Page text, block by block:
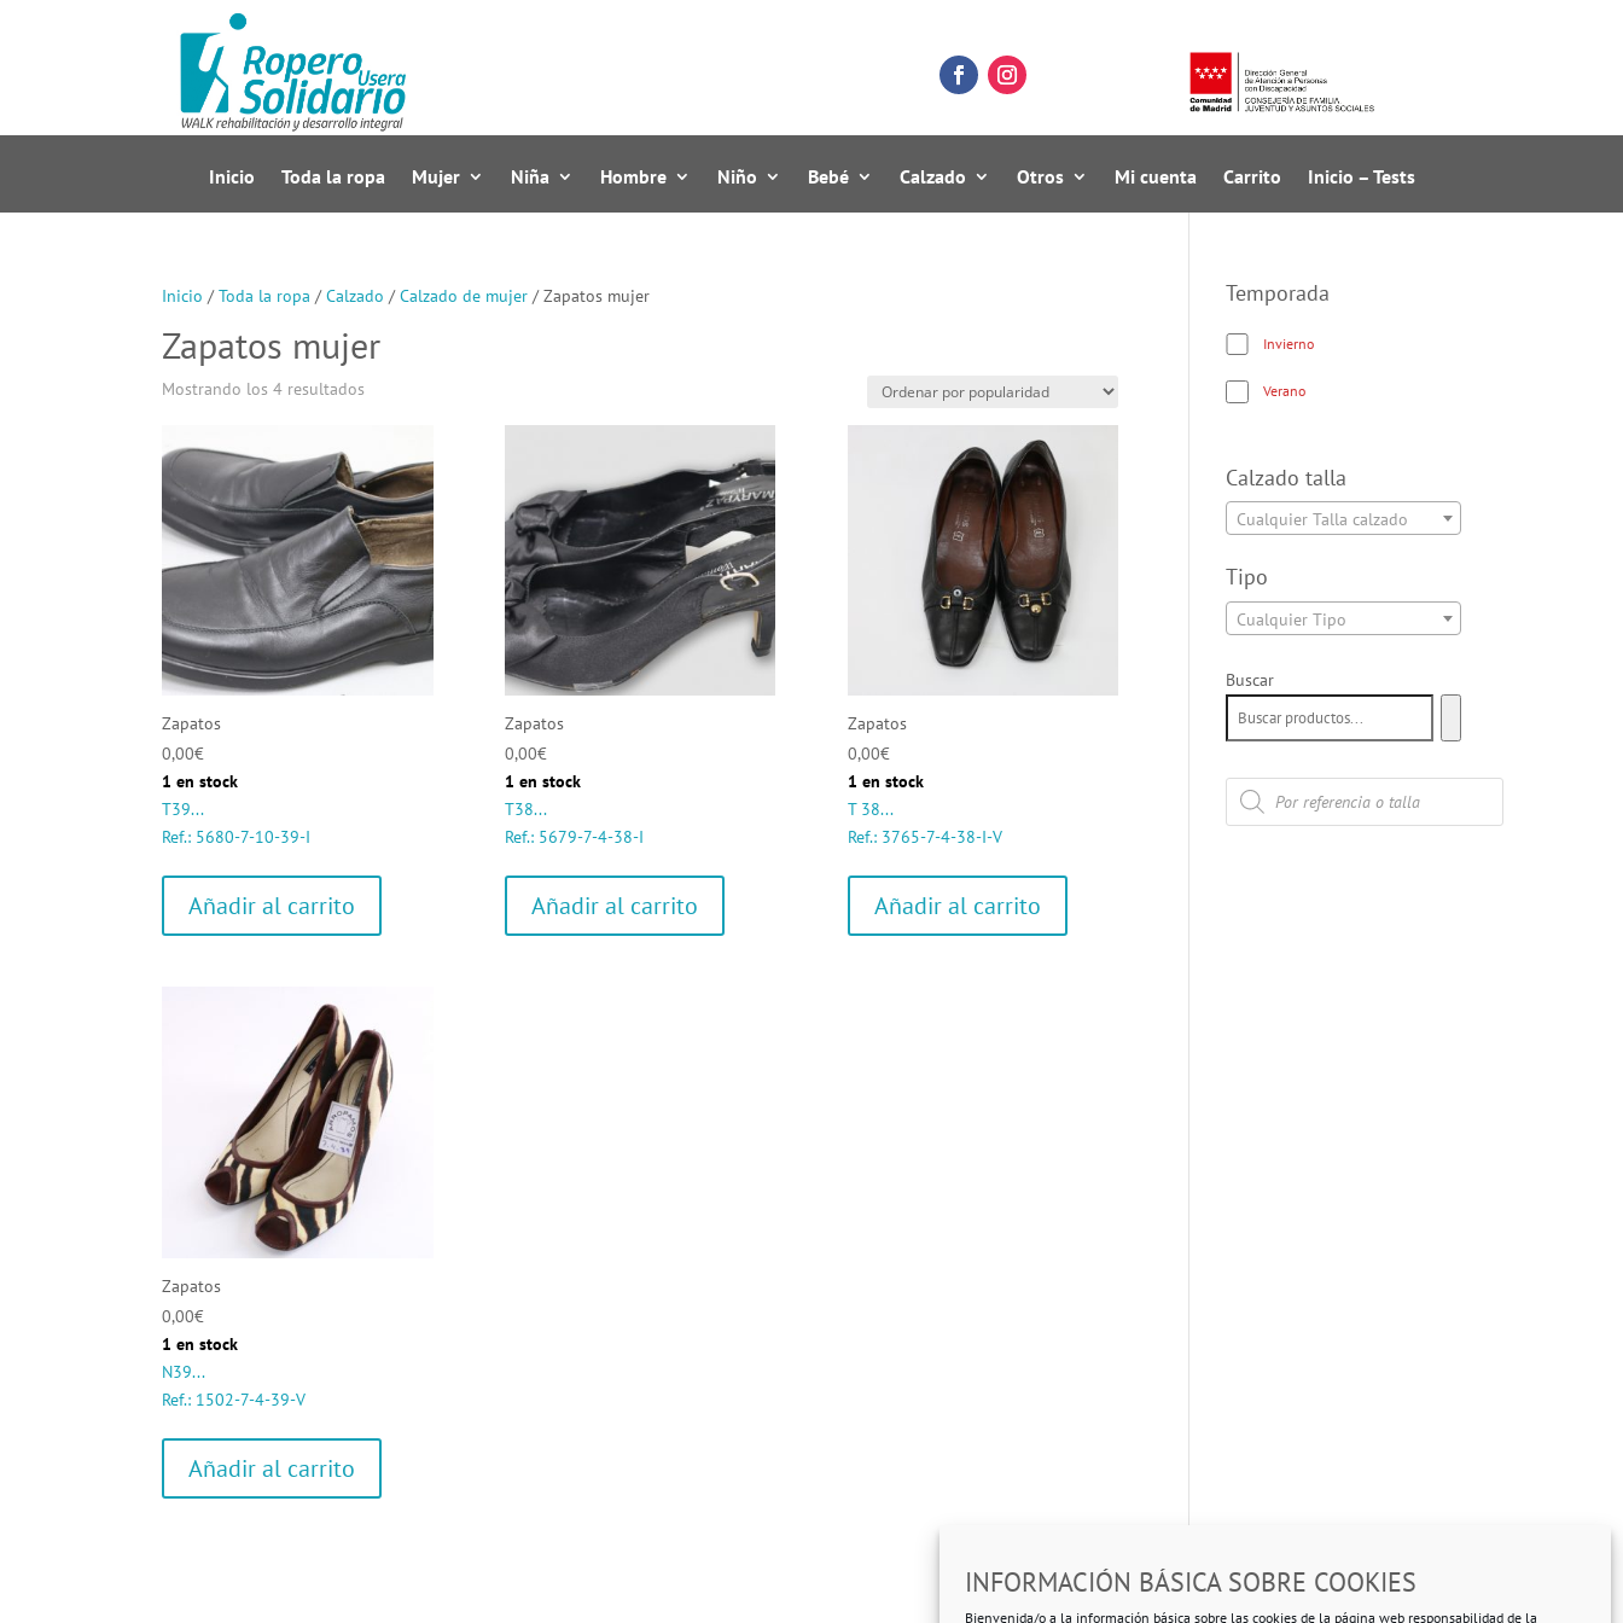
INFORMACIÓN BÁSICA SOBRE COOKIES
Bienvenida/o a la información básica sobre las cookies de la página web responsabilidad de la
Inicio Toda la ropa Mujer Niña Hombre Niño Bebé Calzado Otros Mi cuenta Carrito Inicio – Tests
Inicio /Toda la ropa /Calzado /Calzado de mujer / Zapatos mujer
Zapatos mujer
Mostrando los 4 resultados
Zapatos
0,00€
1 en stock
T39...
Ref.: 5680-7-10-39-I
Añadir al carrito
Zapatos
0,00€
1 en stock
T38...
Ref.: 5679-7-4-38-I
Añadir al carrito
Zapatos
0,00€
1 en stock
T 38...
Ref.: 3765-7-4-38-I-V
Añadir al carrito
Zapatos
0,00€
1 en stock
N39...
Ref.: 1502-7-4-39-V
Añadir al carrito
Temporada
Invierno
Verano
Calzado talla
Cualquier Talla calzado
Tipo
Cualquier Tipo
Buscar
Búsqueda
de
productos